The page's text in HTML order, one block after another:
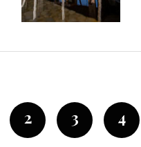
2 3 4